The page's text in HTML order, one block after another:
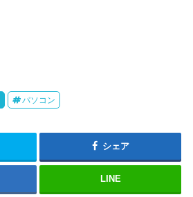
パソコン
シェア
LINE